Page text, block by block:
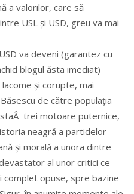
a valorilor, care să
USL și USD, greu va mai
va deveni (garantez cu
blogul ăsta imediat)
și corupte, mai
de către populația
trei motoare puternice,
neagră a partidelor
și morală a unora dintre
al unor critici ce
complet opuse, spre bazine